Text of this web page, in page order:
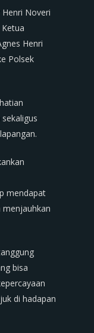
Noveri
Henri
Polsek
mendapat
menjauhkan
bisa
di hadapan